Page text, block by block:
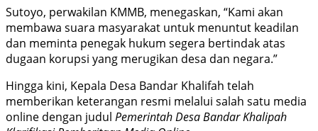
Sutoyo, perwakilan KMMB, menegaskan, “Kami akan
membawa suara masyarakat untuk menuntut keadilan
dan meminta penegak hukum segera bertindak atas
dugaan korupsi yang merugikan desa dan negara.”
Hingga kini, Kepala Desa Bandar Khalifah telah
memberikan keterangan resmi melalui salah satu media
online dengan judul Pemerintah Desa Bandar Khalipah